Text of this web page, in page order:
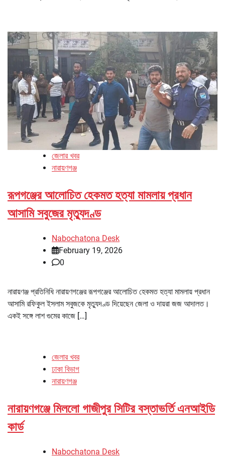
জেলার খবর
নারায়ণগঞ্জ
রূপগঞ্জের আলোচিত হেকমত হত্যা মামলায় প্রধান
আসামি সবুজের মৃত্যুদণ্ড
Nabochatona Desk
February 19, 2026
0
নারায়ণঞ্জ প্রতিনিধি নারায়ণগঞ্জের রূপগঞ্জের আলোচিত হেকমত হত্যা মামলায় প্রধান
আসামি রফিকুল ইসলাম সবুজকে মৃত্যুদণ্ড দিয়েছেন জেলা ও দায়রা জজ আদালত।
একই সঙ্গে লাশ গুমের কাজে […]
জেলার খবর
ঢাকা বিভাগ
নারায়ণগঞ্জ
নারায়ণগঞ্জে মিললো গাজীপুর সিটির বস্তাভর্তি এনআইডি
কার্ড
Nabochatona Desk